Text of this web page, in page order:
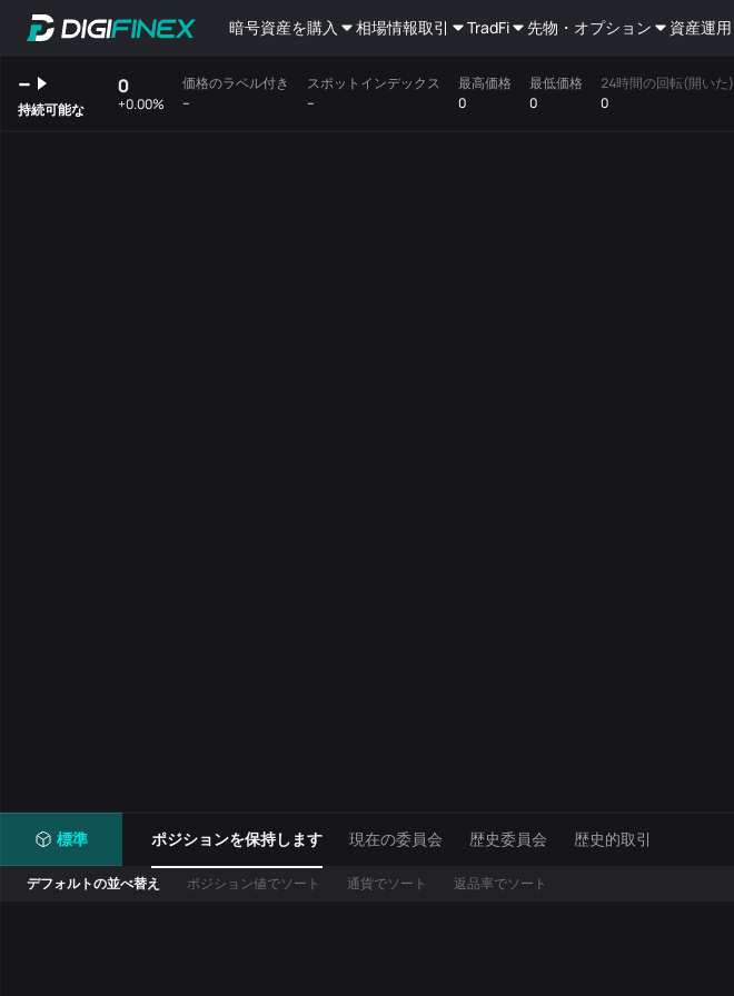
暗号資産を購入 相場情報取引 TradFi 先物・オプション 資産運用
--
持続可能な
0
+0.00%
価格のラベル付き
--
スポットインデックス
--
最高価格
0
最低価格
0
24時間の回転(開いた)
0
標準 ポジションを保持します 現在の委員会 歴史委員会 歴史的取引
デフォルトの並べ替え ポジション値でソート 通貨でソート 返品率でソート